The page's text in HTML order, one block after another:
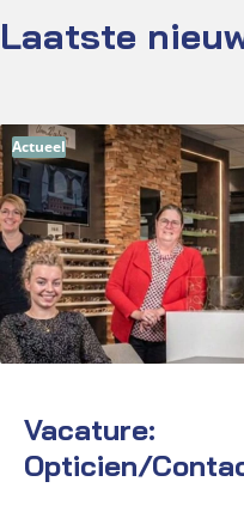
Laatste
Actueel
Vacature:
Opticien/